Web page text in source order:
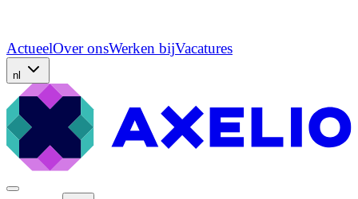
ActueelOver onsWerken bijVacatures
nl